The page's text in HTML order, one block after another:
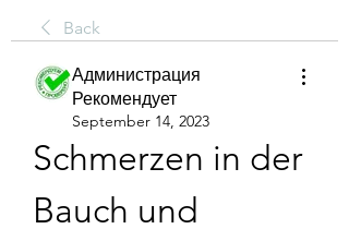
Back
Администрация
Рекомендует
September 14, 2023
Schmerzen in der
Bauch und